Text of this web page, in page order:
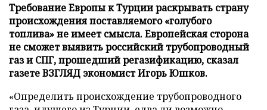
Требование Европы к Турции раскрывать страну
происхождения поставляемого «голубого
топлива» не имеет смысла. Европейская сторона
не сможет выявить российский трубопроводный
газ и СПГ, прошедший регазификацию, сказал
газете ВЗГЛЯД экономист Игорь Юшков.
«Определить происхождение трубопроводного